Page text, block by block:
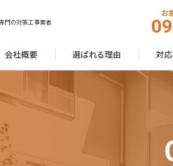
門の対策工事業者
お
会社概要 選ばれる理由 対